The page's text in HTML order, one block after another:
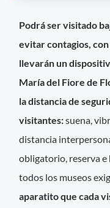
Podrá ser visitado
evitar contagios,
llevarán un
María del Fiore de
la distancia de
visitantes:suena,
distancia
obligatorio, reserva
todos los museos
aparatito que cada